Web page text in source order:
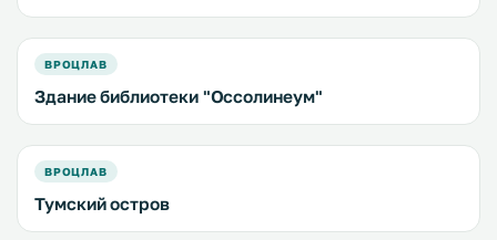
ВРОЦЛАВ
Здание библиотеки "Оссолинеум"
ВРОЦЛАВ
Тумский остров